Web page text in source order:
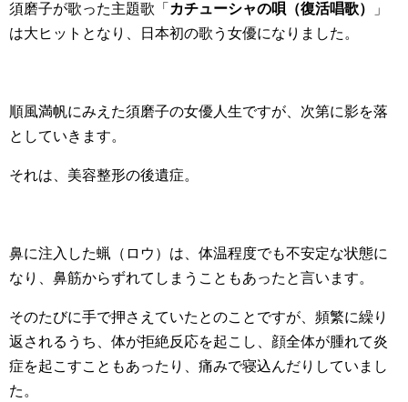
須磨子が歌った主題歌「 カチューシャの唄（復活唱歌）
」
は大ヒットとなり、日本初の歌う女優になりました。
順風満帆にみえた須磨子の女優人生ですが、次第に影を落
としていきます。
それは、美容整形の後遺症。
鼻に注入した蝋（ロウ）は、体温程度でも不安定な状態に
なり、鼻筋からずれてしまうこともあったと言います。
そのたびに手で押さえていたとのことですが、頻繁に繰り
返されるうち、体が拒絶反応を起こし、顔全体が腫れて炎
症を起こすこともあったり、痛みで寝込んだりしていまし
た。